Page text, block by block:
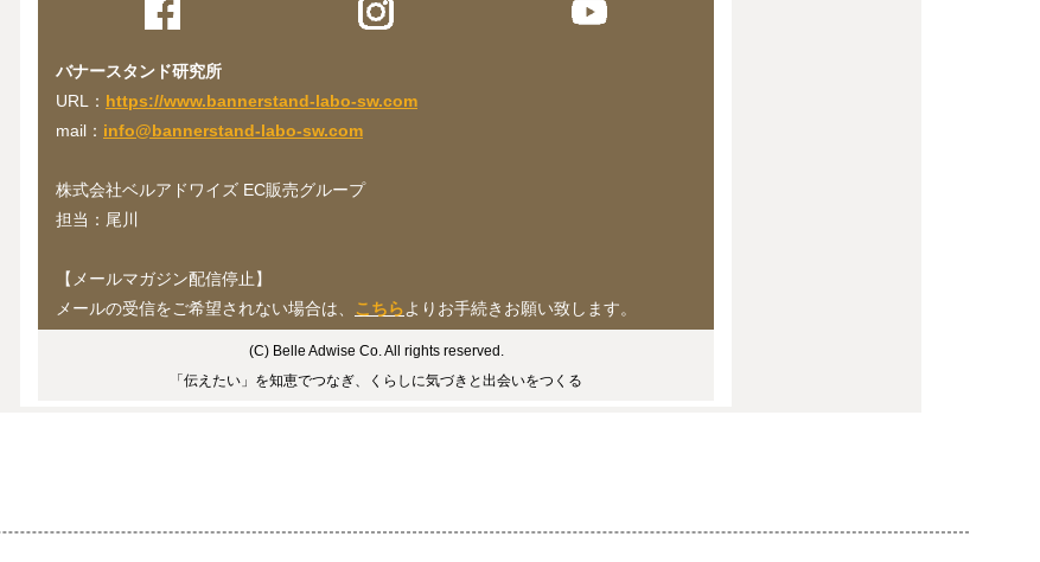
バナースタンド研究所
URL： https://www.bannerstand-labo-sw.com
mail： info@bannerstand-labo-sw.com
株式会社ベルアドワイズ EC販売グループ
担当：尾川
【メールマガジン配信停止】
メールの受信をご希望されない場合は、
こちらよりお手続きお願い致します。
(C) Belle Adwise Co. All rights reserved.
「伝えたい」を知恵でつなぎ、くらしに気づきと出会いをつくる